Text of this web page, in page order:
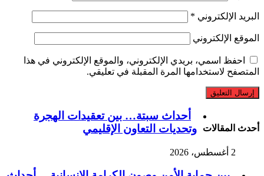
البريد الإلكتروني *
الموقع الإلكتروني
احفظ اسمي، بريدي الإلكتروني، والموقع الإلكتروني في هذا
المتصفح لاستخدامها المرة المقبلة في تعليقي.
أحدث المقالات
أحداث سبتة… بين تعقيدات الهجرة
وتحديات التعاون الإقليمي
2 أغسطس، 2026